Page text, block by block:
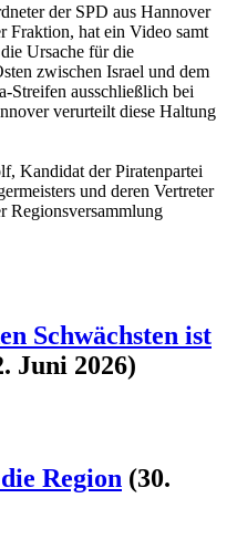
der SPD aus Hannover
Fraktion, hat ein Video samt
Ursache für die
zwischen Israel und dem
Streifen ausschließlich bei
verurteilt diese Haltung
Kandidat der Piratenpartei
und deren Vertreter
Regionsversammlung
Schwächsten ist
Juni 2026)
Region (30.